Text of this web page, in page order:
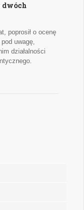
poprosił o ocenę
pod uwagę,
działalności